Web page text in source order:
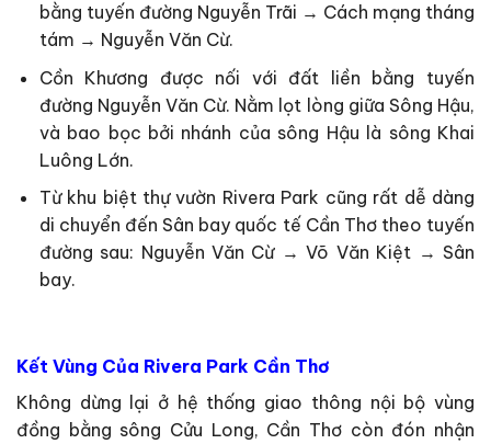
bằng tuyến đường Nguyễn Trãi → Cách mạng tháng
tám → Nguyễn Văn Cừ.
Cồn Khương được nối với đất liền bằng tuyến
đường Nguyễn Văn Cừ. Nằm lọt lòng giữa Sông Hậu,
và bao bọc bởi nhánh của sông Hậu là sông Khai
Luông Lớn.
Từ khu biệt thự vườn Rivera Park cũng rất dễ dàng
di chuyển đến Sân bay quốc tế Cần Thơ theo tuyến
đường sau: Nguyễn Văn Cừ → Võ Văn Kiệt → Sân
bay.
Kết Vùng Của Rivera Park Cần Thơ
Không dừng lại ở hệ thống giao thông nội bộ vùng
đồng bằng sông Cửu Long, Cần Thơ còn đón nhận